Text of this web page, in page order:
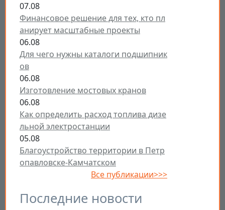
07.08
Финансовое решение для тех, кто пл
анирует масштабные проекты
06.08
Для чего нужны каталоги подшипник
ов
06.08
Изготовление мостовых кранов
06.08
Как определить расход топлива дизе
льной электростанции
05.08
Благоустройство территории в Петр
опавловске-Камчатском
Все публикации>>>
Последние новости